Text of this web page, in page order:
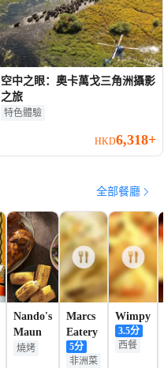
空中之眼：奧卡萬戈三角洲攝影
之旅
特色體驗
HKD6,318+
全部餐廳
Nando's
Maun
燒烤
Marcs
Eatery
5分
非洲菜
Wimpy
3.5分
西餐